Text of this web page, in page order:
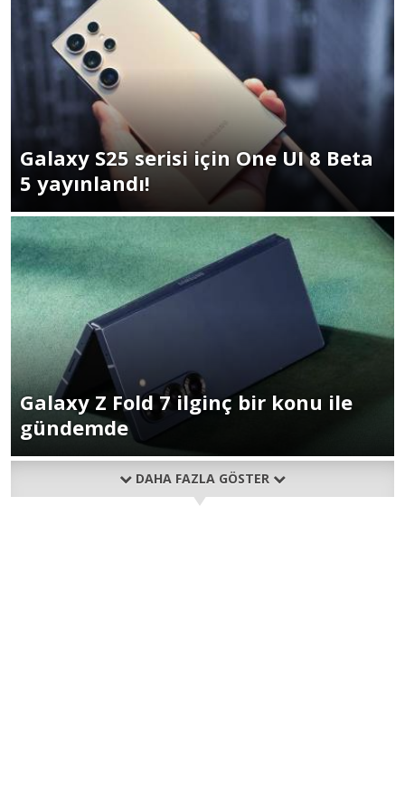
Galaxy S25 serisi için One UI 8 Beta
5 yayınlandı!
Galaxy Z Fold 7 ilginç bir konu ile
gündemde
DAHA FAZLA GÖSTER